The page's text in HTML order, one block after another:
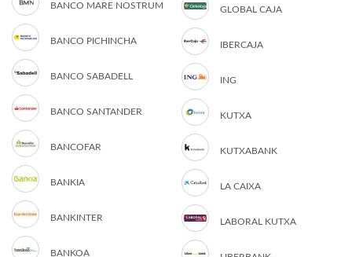
BANCO MARE NOSTRUM
BANCO PICHINCHA
BANCO SABADELL
BANCO SANTANDER
BANCOFAR
BANKIA
BANKINTER
BANKOA
GLOBAL CAJA
IBERCAJA
ING
KUTXA
KUTXABANK
LA CAIXA
LABORAL KUTXA